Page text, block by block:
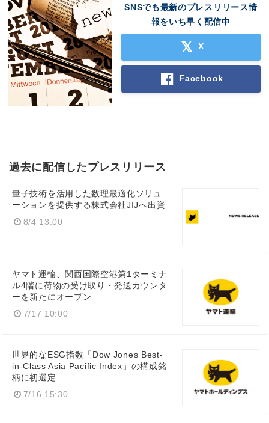
SNSでも最新のプレスリリース情
報をいち早く配信中
X
Facebook
過去に配信したプレスリリース
量子技術を活用した数理最適化ソリュ
ーションを提供する株式会社JIJへ出資
8/4 13:00
ヤマト運輸、関西国際空港第1ターミナ
ル4階に荷物の受け取り・発送カウンタ
ーを新たにオープン
7/17 10:00
世界的なESG指数「Dow Jones Best-
in-Class Asia Pacific Index」の構成銘
柄に初選定
7/16 15:30